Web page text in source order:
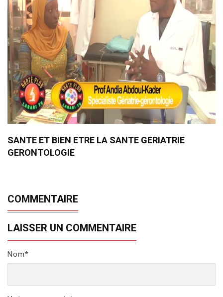
SANTE ET BIEN ETRE LA SANTE GERIATRIE
GERONTOLOGIE
COMMENTAIRE
LAISSER UN COMMENTAIRE
Nom*